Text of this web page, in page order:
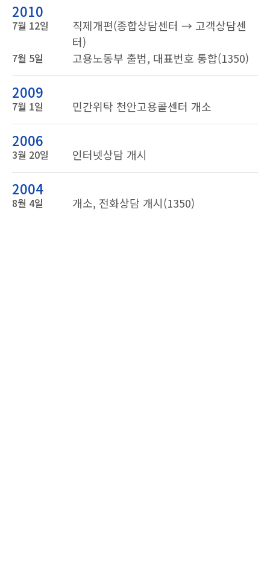
2010
7월 12일
직제개편(종합상담센터 → 고객상담센
터)
7월 5일 고용노동부 출범, 대표번호 통합(1350)
2009
7월 1일 민간위탁 천안고용콜센터 개소
2006
3월 20일 인터넷상담 개시
2004
8월 4일 개소, 전화상담 개시(1350)